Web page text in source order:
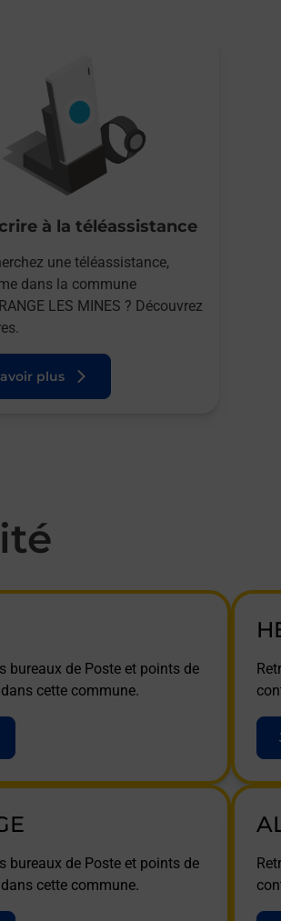
à la téléassistance
une téléassistance,
dans la commune
LES MINES ? Découvrez
plus
bureaux de Poste et points de
cette commune.
bureaux de Poste et points de
cette commune.